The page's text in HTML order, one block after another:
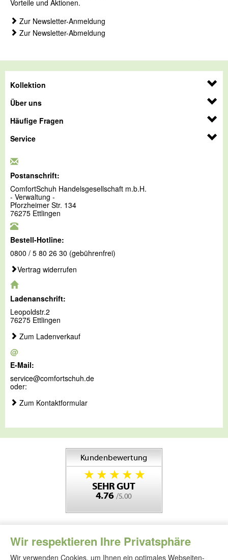
Wir respektieren Ihre Privatsphäre
Wir verwenden Cookies, um Ihnen ein optimales Webseiten-
Vorteile und Aktionen.
Zur Newsletter-Anmeldung
Zur Newsletter-Abmeldung
Kollektion
Über uns
Häufige Fragen
Service
Postanschrift:
ComfortSchuh Handelsgesellschaft m.b.H.
- Verwaltung -
Pforzheimer Str. 134
76275 Ettlingen
Bestell-Hotline:
0800 / 5 80 26 30 (gebührenfrei)
Vertrag widerrufen
Ladenanschrift:
Leopoldstr.2
76275 Ettlingen
Zum Ladenverkauf
@
E-Mail:
service@comfortschuh.de
oder:
Zum Kontaktformular